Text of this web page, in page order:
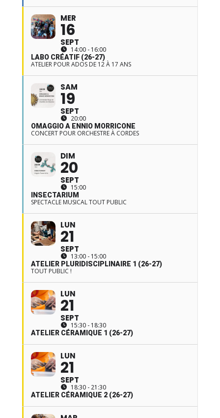
MER
16
SEPT
14:00 - 16:00
LABO CRÉATIF (26-27)
ATELIER POUR ADOS DE 12 À 17 ANS
SAM
19
SEPT
20:00
OMAGGIO A ENNIO MORRICONE
CONCERT POUR ORCHESTRE À CORDES
DIM
20
SEPT
15:00
INSECTARIUM
SPECTACLE MUSICAL TOUT PUBLIC
LUN
21
SEPT
13:00 - 15:00
ATELIER PLURIDISCIPLINAIRE 1 (26-27)
TOUT PUBLIC !
LUN
21
SEPT
15:30 - 18:30
ATELIER CÉRAMIQUE 1 (26-27)
LUN
21
SEPT
18:30 - 21:30
ATELIER CÉRAMIQUE 2 (26-27)